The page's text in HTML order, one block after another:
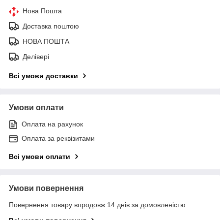
Нова Пошта
Доставка поштою
НОВА ПОШТА
Делівері
Всі умови доставки
Умови оплати
Оплата на рахунок
Оплата за реквізитами
Всі умови оплати
Умови повернення
Повернення товару впродовж 14 днів за домовленістю